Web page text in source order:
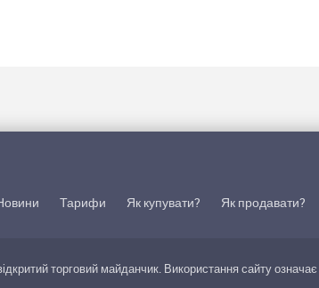
Тарифи Як купувати? Як продавати?
торговий майданчик. Використання сайту